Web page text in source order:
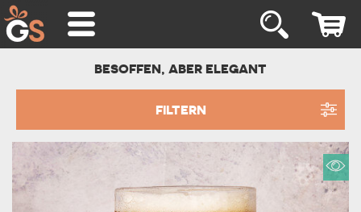
BESOFFEN, ABER ELEGANT
FILTERN